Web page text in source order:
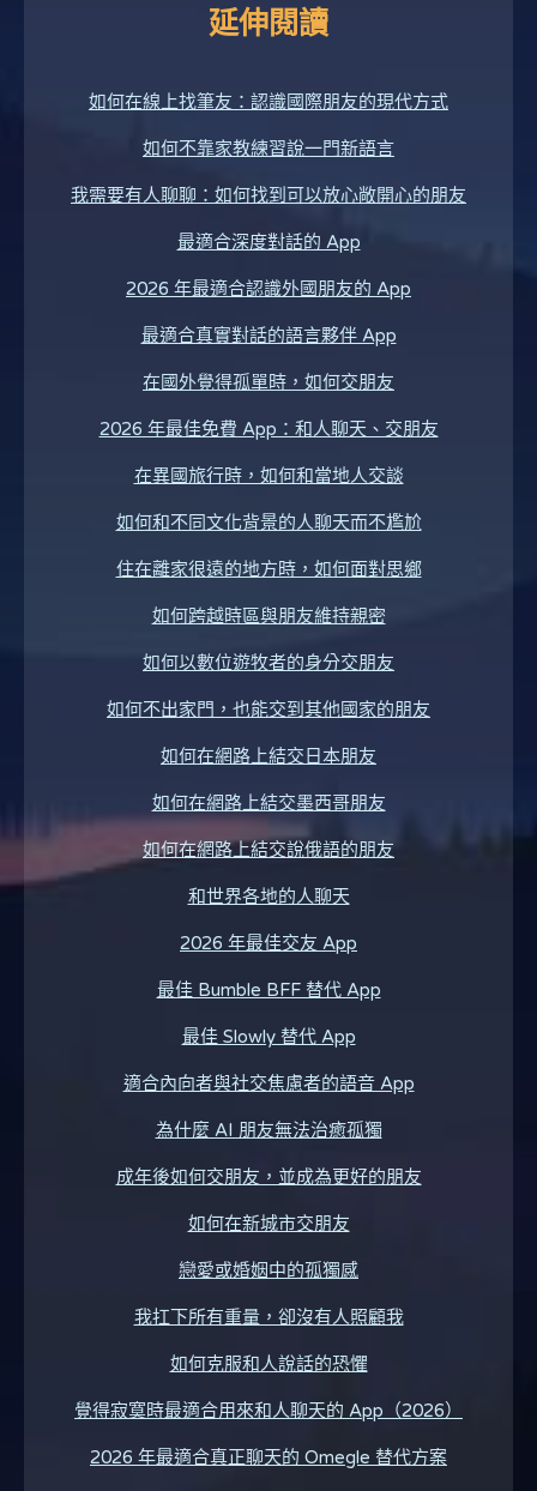
延伸閱讀
如何在線上找筆友：認識國際朋友的現代方式
如何不靠家教練習說一門新語言
我需要有人聊聊：如何找到可以放心敞開心的朋友
最適合深度對話的 App
2026 年最適合認識外國朋友的 App
最適合真實對話的語言夥伴 App
在國外覺得孤單時，如何交朋友
2026 年最佳免費 App：和人聊天、交朋友
在異國旅行時，如何和當地人交談
如何和不同文化背景的人聊天而不尷尬
住在離家很遠的地方時，如何面對思鄉
如何跨越時區與朋友維持親密
如何以數位遊牧者的身分交朋友
如何不出家門，也能交到其他國家的朋友
如何在網路上結交日本朋友
如何在網路上結交墨西哥朋友
如何在網路上結交說俄語的朋友
和世界各地的人聊天
2026 年最佳交友 App
最佳 Bumble BFF 替代 App
最佳 Slowly 替代 App
適合內向者與社交焦慮者的語音 App
為什麼 AI 朋友無法治癒孤獨
成年後如何交朋友，並成為更好的朋友
如何在新城市交朋友
戀愛或婚姻中的孤獨感
我扛下所有重量，卻沒有人照顧我
如何克服和人說話的恐懼
覺得寂寞時最適合用來和人聊天的 App（2026）
2026 年最適合真正聊天的 Omegle 替代方案